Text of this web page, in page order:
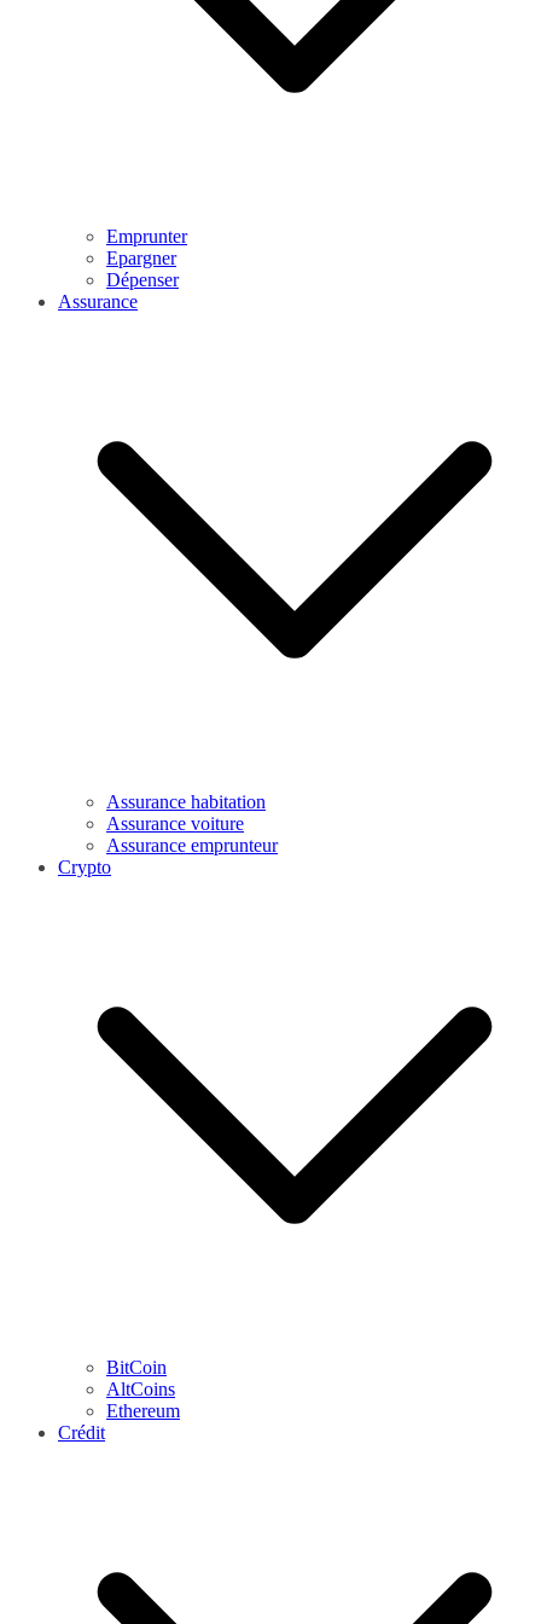
Emprunter
Epargner
Dépenser
Assurance
Assurance habitation
Assurance voiture
Assurance emprunteur
Crypto
BitCoin
AltCoins
Ethereum
Crédit